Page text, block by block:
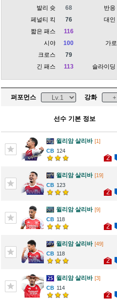
발리 슛
68
페널티 킥
76
짧은 패스
116
시야
100
크로스
79
긴 패스
113
반응
대인
가
슬라이딩
퍼포먼스 강화
선수 기본 정보
윌리암 살리바 [1]
124
2
윌리암 살리바 [19]
123
2
윌리암 살리바 [9]
118
2
윌리암 살리바 [49]
118
2
윌리암 살리바 [3]
114
2